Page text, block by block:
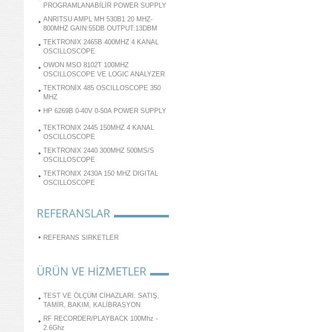
PROGRAMLANABİLİR POWER SUPPLY
ANRITSU AMPL MH 530B1 20 MHZ-
800MHZ GAIN:55DB OUTPUT:13DBM
TEKTRONIX 2465B 400MHZ 4 KANAL
OSCILLOSCOPE
OWON MSO 8102T 100MHZ
OSCILLOSCOPE VE LOGIC ANALYZER
TEKTRONİX 485 OSCILLOSCOPE 350
MHZ
HP 6269B 0-40V 0-50A POWER SUPPLY
TEKTRONIX 2445 150MHZ 4 KANAL
OSCILLOSCOPE
TEKTRONIX 2440 300MHZ 500MS/S
OSCILLOSCOPE
TEKTRONIX 2430A 150 MHZ DIGITAL
OSCILLOSCOPE
REFERANSLAR
REFERANS SIRKETLER
ÜRÜN VE HİZMETLER
TEST VE ÖLÇÜM CİHAZLARI: SATIŞ,
TAMİR, BAKIM, KALİBRASYON
RF RECORDER/PLAYBACK 100Mhz -
2.6Ghz